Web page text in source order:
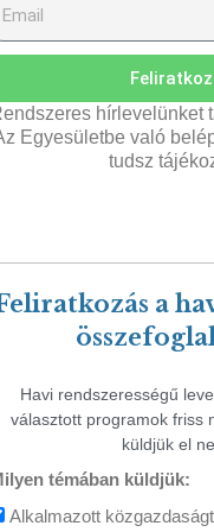
hírlevelünket
Egyesületbe való
tudsz
a
Havi rendszerességű
választott programok friss
küldjük el
témában küldjük:
Alkalmazott